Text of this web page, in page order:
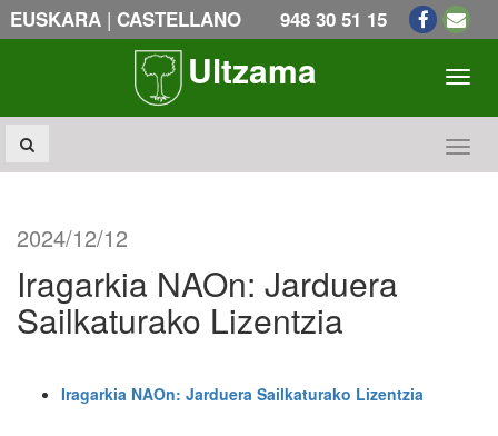
EUSKARA | CASTELLANO 948 30 51 15
Ultzama
2024/12/12
Iragarkia NAOn: Jarduera
Sailkaturako Lizentzia
Iragarkia NAOn: Jarduera Sailkaturako Lizentzia